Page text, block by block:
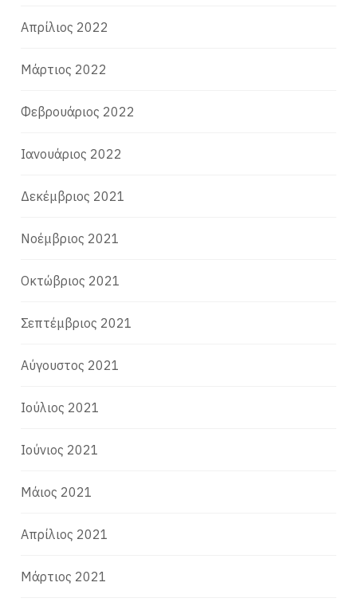
Απρίλιος 2022
Μάρτιος 2022
Φεβρουάριος 2022
Ιανουάριος 2022
Δεκέμβριος 2021
Νοέμβριος 2021
Οκτώβριος 2021
Σεπτέμβριος 2021
Αύγουστος 2021
Ιούλιος 2021
Ιούνιος 2021
Μάιος 2021
Απρίλιος 2021
Μάρτιος 2021